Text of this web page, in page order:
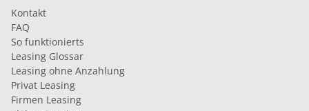
Kontakt
FAQ
So funktionierts
Leasing Glossar
Leasing ohne Anzahlung
Privat Leasing
Firmen Leasing